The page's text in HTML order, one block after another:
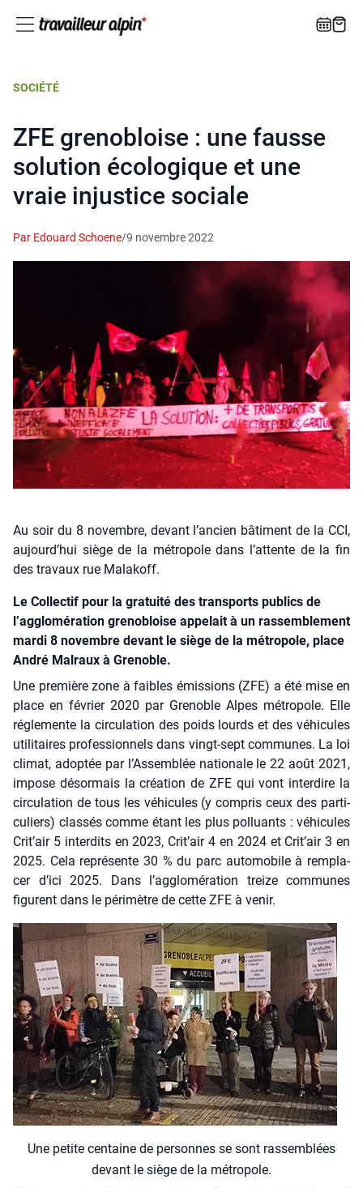
SOCIÉTÉ
ZFE grenobloise : une fausse
solution écologique et une
vraie injustice sociale
Par Edouard Schoene/9 novembre 2022
Au soir du 8 novembre, devant l’ancien bâtiment de la CCI,
aujourd’hui siège de la métropole dans l’attente de la fin
des travaux rue Malakoff.
Le Collectif pour la gratuité des transports publics de
l’agglomération grenobloise appelait à un rassemblement
mardi 8 novembre devant le siège de la métropole, place
André Malraux à Grenoble.
Une pre­mière zone à faibles émis­sions (ZFE) a été mise en
place en février 2020 par Gre­noble Alpes métro­pole. Elle
régle­mente la cir­cu­la­tion des poids lourds et des véhi­cules
uti­li­taires pro­fes­sion­nels dans vingt-sept com­munes. La loi
cli­mat, adop­tée par l’Assemblée natio­nale le 22 août 2021,
impose désor­mais la créa­tion de ZFE qui vont inter­dire la
cir­cu­la­tion de tous les véhi­cules (y com­pris ceux des par­ti­
cu­liers) clas­sés comme étant les plus pol­luants : véhi­cules
Crit’air 5 inter­dits en 2023, Crit’air 4 en 2024 et Crit’air 3 en
2025. Cela repré­sente 30 % du parc auto­mo­bile à rem­pla­
cer d’ici 2025. Dans l’ag­glo­mé­ra­tion treize com­munes
figurent dans le péri­mètre de cette ZFE à venir.
Une petite cen­taine de per­sonnes se sont ras­sem­blées
devant le siège de la métro­pole.